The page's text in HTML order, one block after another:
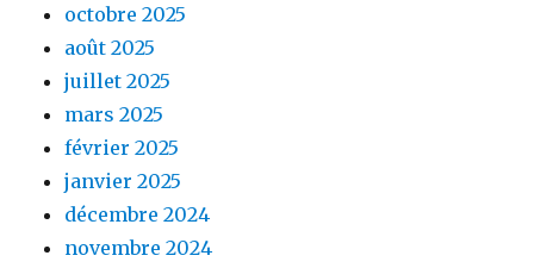
octobre 2025
août 2025
juillet 2025
mars 2025
février 2025
janvier 2025
décembre 2024
novembre 2024